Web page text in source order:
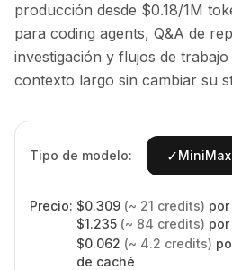
producción desde $0.18/1M
para coding agents, Q&A de
investigación y flujos de
contexto largo sin cambiar su
Tipo de modelo: ✓
Precio: $0.309 (~ 21 credits)
$1.235 (~ 84 credits)
$0.062 (~ 4.2 credits)
de caché